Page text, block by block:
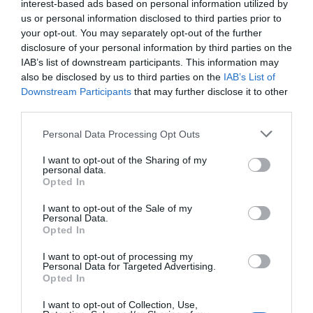
interest-based ads based on personal information utilized by
us or personal information disclosed to third parties prior to
your opt-out. You may separately opt-out of the further
disclosure of your personal information by third parties on the
IAB’s list of downstream participants. This information may
also be disclosed by us to third parties on the IAB’s List of
Downstream Participants that may further disclose it to other
Personal Data Processing Opt Outs
I want to opt-out of the Sharing of my
personal data.
Opted In
I want to opt-out of the Sale of my
Personal Data.
Opted In
I want to opt-out of processing my
Personal Data for Targeted Advertising.
Opted In
I want to opt-out of Collection, Use,
habilitar una ruta segura de salida a través de Villar de
Plasencia, tras una noche en la que algunos residentes
decidieron no seguir la orden de desalojo emitida por el
avance del fuego en la zona.
su coche. Quemó más de 100.000 euros en inversiones
agrícolas. Lo que más duele, dice, no es el dinero: es el
trabajo de años, el cuidado de cada parcela. Eso no se
devuelve. En Felechares de la Valdería, tenía gran parte de
sus inversiones agrícolas y de su empresa. Las pérdidas,
calcula, superan los 100.000 euros. “Eso nadie me lo va a
devolver de manera íntegra. El trabajo, el
acondicionamiento de mis parcelas… eso no se puede